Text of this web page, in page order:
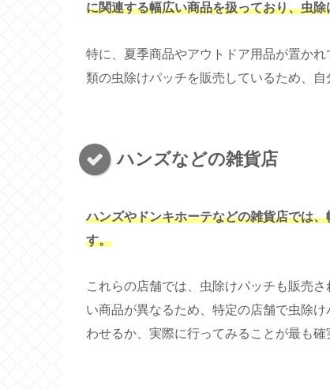
に関連する幅広い商品を扱っており、虫
特に、夏季商品やアウトドア用品が置か
類の虫除けパッチを販売しているため、
ハンズなどの雑貨店
ハンズやドンキホーテなどの雑貨店では
す。
これらの店舗では、虫除けパッチも販売
い商品が異なるため、特定の店舗で虫除
わせるか、実際に行ってみることが最も確